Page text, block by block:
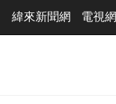
緯來新聞網 電視網